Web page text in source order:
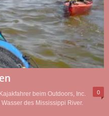
0
beim Outdoors, Inc.
des Mississippi River.